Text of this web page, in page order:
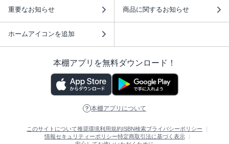
重要なお知らせ 商品に関するお知らせ
ホームアイコンを追加
本棚アプリを無料ダウンロード！
本棚アプリについて
このサイトについて推奨環境利用規約ISBN検索プライバシーポリシー
情報セキュリティーポリシー特定商取引法に基づく表示